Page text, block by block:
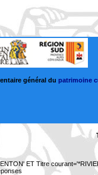
général du patrimoine
ET Titre